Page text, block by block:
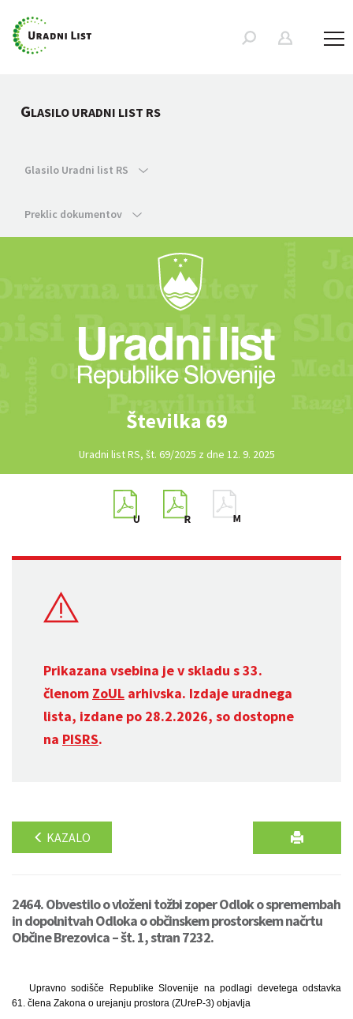
GLASILO URADNI LIST RS
Glasilo Uradni list RS
Preklic dokumentov
Številka 69
Uradni list RS, št. 69/2025 z dne 12. 9. 2025
Prikazana vsebina je v skladu s 33.
členom ZoUL arhivska. Izdaje uradnega
lista, izdane po 28.2.2026, so dostopne
na PISRS.
KAZALO
2464. Obvestilo o vloženi tožbi zoper Odlok o spremembah
in dopolnitvah Odloka o občinskem prostorskem načrtu
Občine Brezovica – št. 1, stran 7232.
Upravno sodišče Republike Slovenije na podlagi devetega odstavka
61. člena Zakona o urejanju prostora (ZUreP-3) objavlja